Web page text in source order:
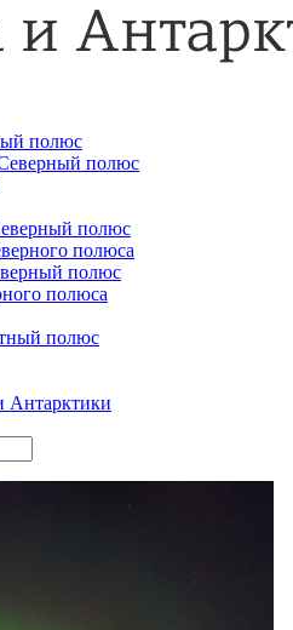
полюс
полюс
полюс
полюса
полюс
полюса
полюс
Антарктики